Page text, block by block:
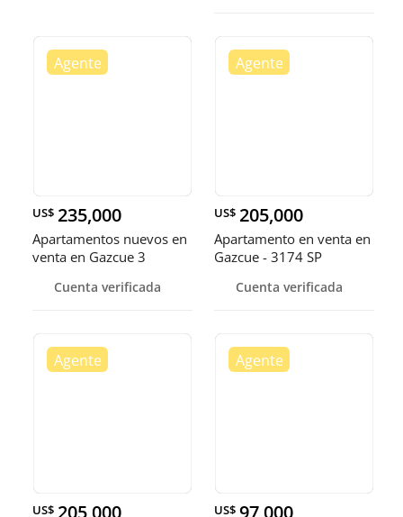
US$ 235,000
Apartamentos nuevos en
venta en Gazcue 3
parqueos
Cuenta verificada
US$ 205,000
Apartamento en venta en
Gazcue - 3174 SP
Cuenta verificada
US$ 205,000 US$ 97,000